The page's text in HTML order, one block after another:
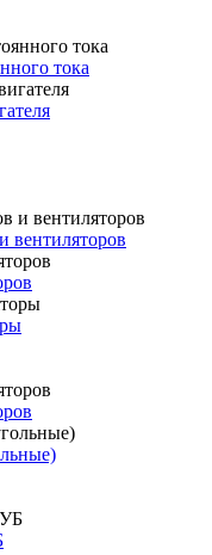
тока
вентиляторов